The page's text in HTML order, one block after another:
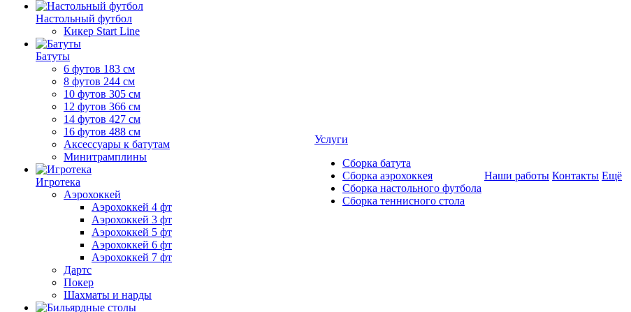
Настольный футбол
Кикер Start Line
Батуты
6 футов 183 см
8 футов 244 см
10 футов 305 см
12 футов 366 см
14 футов 427 см
16 футов 488 см
Аксессуары к батутам
Минитрамплины
Игротека
Аэрохоккей
Аэрохоккей 4 фт
Аэрохоккей 3 фт
Аэрохоккей 5 фт
Аэрохоккей 6 фт
Аэрохоккей 7 фт
Дартс
Покер
Шахматы и нарды
Услуги
Сборка батута
Сборка аэрохоккея
Сборка настольного футбола
Сборка теннисного стола
Наши работы Контакты Ещё